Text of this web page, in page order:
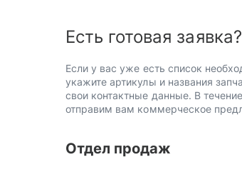
Есть готовая
Если у вас уже есть список
укажите артикулы и названия
свои контактные данные. В
отправим вам коммерческое
Отдел продаж